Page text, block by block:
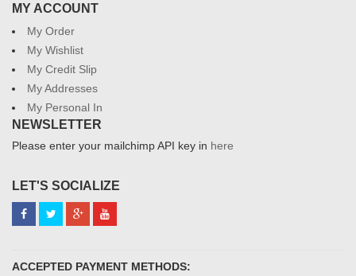
MY ACCOUNT
My Order
My Wishlist
My Credit Slip
My Addresses
My Personal In
NEWSLETTER
Please enter your mailchimp API key in here
LET'S SOCIALIZE
ACCEPTED PAYMENT METHODS: